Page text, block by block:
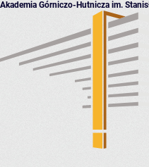
Akademia Górniczo-Hutnicza im.